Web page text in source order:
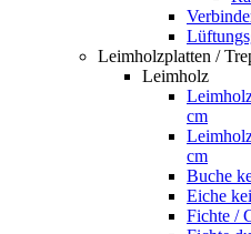
Leimholzplatten /
Leimholz
cm
cm
Buche
Eiche
Fichte /